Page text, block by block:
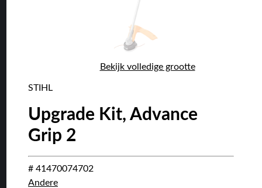
Bekijk volledige grootte
STIHL
Upgrade Kit, Advance
Grip 2
# 41470074702
Andere